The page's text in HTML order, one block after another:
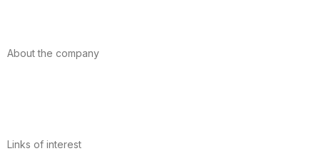
About the company
Links of interest